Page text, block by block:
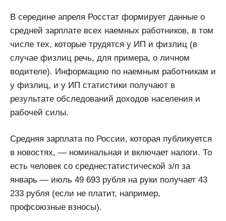
В середине апреля Росстат формирует данные о
средней зарплате всех наемных работников, в том
числе тех, которые трудятся у ИП и физлиц (в
случае физлиц речь, для примера, о личном
водителе). Информацию по наемным работникам и
у физлиц, и у ИП статистики получают в
результате обследований доходов населения и
рабочей силы.
Средняя зарплата по России, которая публикуется
в новостях, — номинальная и включает налоги. То
есть человек со среднестатистической з/п за
январь — июль 49 693 рубля на руки получает 43
233 рубля (если не платит, например,
профсоюзные взносы).